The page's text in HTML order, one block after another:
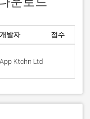
개발자 점수
App Ktchn Ltd